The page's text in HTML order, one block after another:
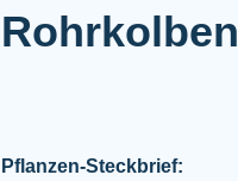
Rohrkolben
Pflanzen-Steckbrief: